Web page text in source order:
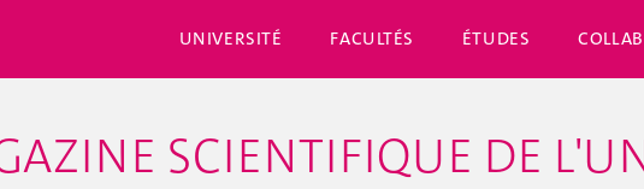
UNIVERSITÉ FACULTÉS ÉTUDES
SCIENTIFIQUE DE